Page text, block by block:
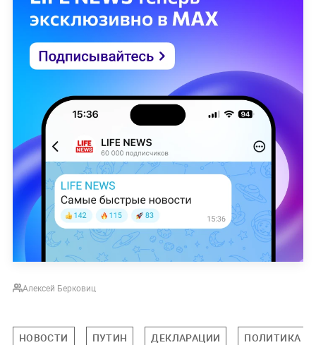
Алексей Берковиц
НОВОСТИ ПУТИН ДЕКЛАРАЦИИ ПОЛИТИКА